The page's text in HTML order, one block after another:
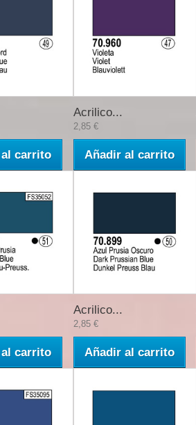
carrito
Acrilico...
2,85 €
Añadir al carrito
carrito
Acrilico...
2,85 €
Añadir al carrito